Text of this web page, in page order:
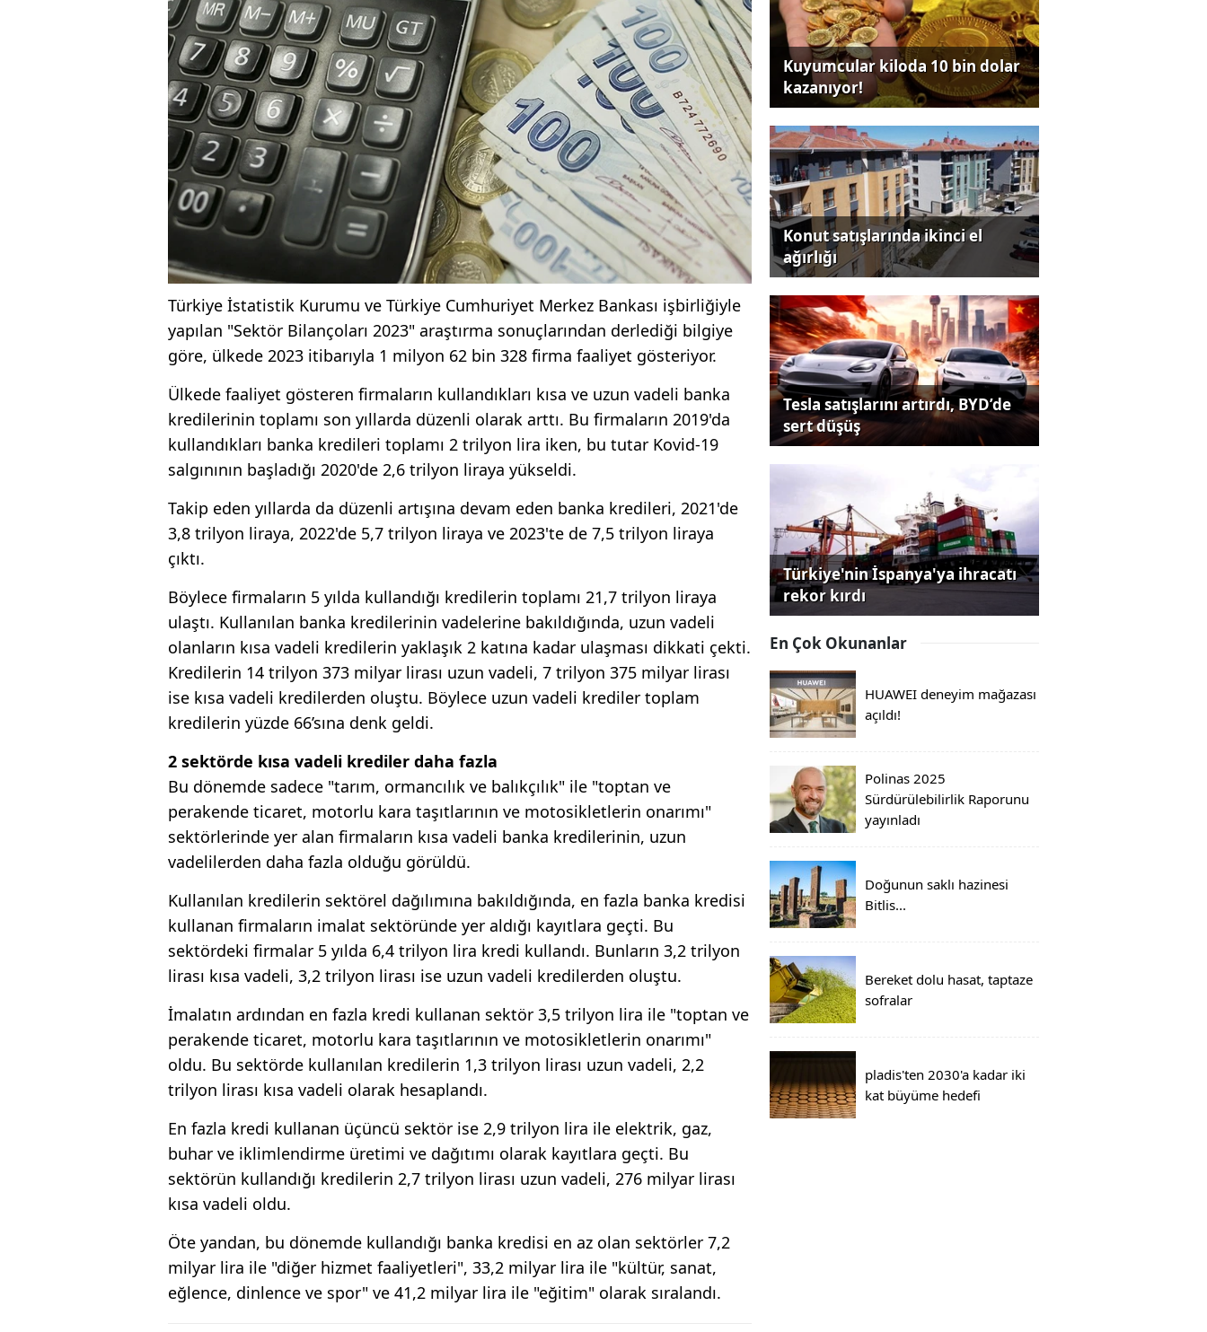
Türkiye İstatistik Kurumu ve Türkiye Cumhuriyet Merkez Bankası işbirliğiyle
yapılan "Sektör Bilançoları 2023" araştırma sonuçlarından derlediği bilgiye
göre, ülkede 2023 itibarıyla 1 milyon 62 bin 328 firma faaliyet gösteriyor.
Ülkede faaliyet gösteren firmaların kullandıkları kısa ve uzun vadeli banka
kredilerinin toplamı son yıllarda düzenli olarak arttı. Bu firmaların 2019'da
kullandıkları banka kredileri toplamı 2 trilyon lira iken, bu tutar Kovid-19
salgınının başladığı 2020'de 2,6 trilyon liraya yükseldi.
Takip eden yıllarda da düzenli artışına devam eden banka kredileri, 2021'de
3,8 trilyon liraya, 2022'de 5,7 trilyon liraya ve 2023'te de 7,5 trilyon liraya
çıktı.
Böylece firmaların 5 yılda kullandığı kredilerin toplamı 21,7 trilyon liraya
ulaştı. Kullanılan banka kredilerinin vadelerine bakıldığında, uzun vadeli
olanların kısa vadeli kredilerin yaklaşık 2 katına kadar ulaşması dikkati çekti.
Kredilerin 14 trilyon 373 milyar lirası uzun vadeli, 7 trilyon 375 milyar lirası
ise kısa vadeli kredilerden oluştu. Böylece uzun vadeli krediler toplam
kredilerin yüzde 66’sına denk geldi.
2 sektörde kısa vadeli krediler daha fazla
Bu dönemde sadece "tarım, ormancılık ve balıkçılık" ile "toptan ve
perakende ticaret, motorlu kara taşıtlarının ve motosikletlerin onarımı"
sektörlerinde yer alan firmaların kısa vadeli banka kredilerinin, uzun
vadelilerden daha fazla olduğu görüldü.
Kullanılan kredilerin sektörel dağılımına bakıldığında, en fazla banka kredisi
kullanan firmaların imalat sektöründe yer aldığı kayıtlara geçti. Bu
sektördeki firmalar 5 yılda 6,4 trilyon lira kredi kullandı. Bunların 3,2 trilyon
lirası kısa vadeli, 3,2 trilyon lirası ise uzun vadeli kredilerden oluştu.
İmalatın ardından en fazla kredi kullanan sektör 3,5 trilyon lira ile "toptan ve
perakende ticaret, motorlu kara taşıtlarının ve motosikletlerin onarımı"
oldu. Bu sektörde kullanılan kredilerin 1,3 trilyon lirası uzun vadeli, 2,2
trilyon lirası kısa vadeli olarak hesaplandı.
En fazla kredi kullanan üçüncü sektör ise 2,9 trilyon lira ile elektrik, gaz,
buhar ve iklimlendirme üretimi ve dağıtımı olarak kayıtlara geçti. Bu
sektörün kullandığı kredilerin 2,7 trilyon lirası uzun vadeli, 276 milyar lirası
kısa vadeli oldu.
Öte yandan, bu dönemde kullandığı banka kredisi en az olan sektörler 7,2
milyar lira ile "diğer hizmet faaliyetleri", 33,2 milyar lira ile "kültür, sanat,
eğlence, dinlence ve spor" ve 41,2 milyar lira ile "eğitim" olarak sıralandı.
Kuyumcular kiloda 10 bin dolar
kazanıyor!
Konut satışlarında ikinci el
ağırlığı
Tesla satışlarını artırdı, BYD’de
sert düşüş
Türkiye'nin İspanya'ya ihracatı
rekor kırdı
En Çok Okunanlar
HUAWEI deneyim mağazası
açıldı!
Polinas 2025
Sürdürülebilirlik Raporunu
yayınladı
Doğunun saklı hazinesi
Bitlis...
Bereket dolu hasat, taptaze
sofralar
pladis'ten 2030'a kadar iki
kat büyüme hedefi